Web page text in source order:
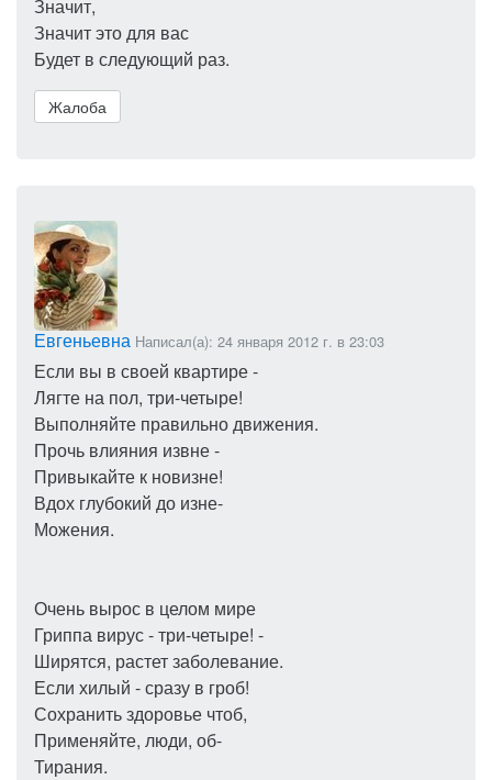
Значит,
Значит это для вас
Будет в следующий раз.
Жалоба
Евгеньевна Написал(а): 24 января 2012 г. в 23:03
Если вы в своей квартире -
Лягте на пол, три-четыре!
Выполняйте правильно движения.
Прочь влияния извне -
Привыкайте к новизне!
Вдох глубокий до изне-
Можения.
Очень вырос в целом мире
Гриппа вирус - три-четыре! -
Ширятся, растет заболевание.
Если хилый - сразу в гроб!
Сохранить здоровье чтоб,
Применяйте, люди, об-
Тирания.